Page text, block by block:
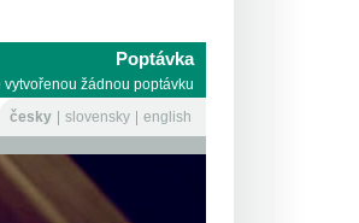
Poptávka
vytvořenou žádnou poptávku
česky
slovensky english